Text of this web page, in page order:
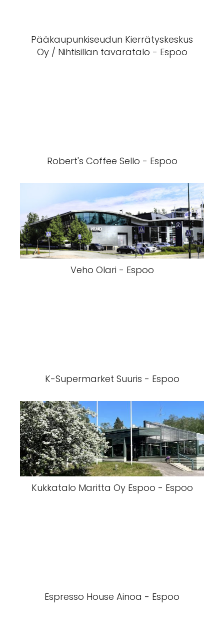
Pääkaupunkiseudun Kierrätyskeskus
Oy / Nihtisillan tavaratalo - Espoo
Robert's Coffee Sello - Espoo
Veho Olari - Espoo
K-Supermarket Suuris - Espoo
Kukkatalo Maritta Oy Espoo - Espoo
Espresso House Ainoa - Espoo